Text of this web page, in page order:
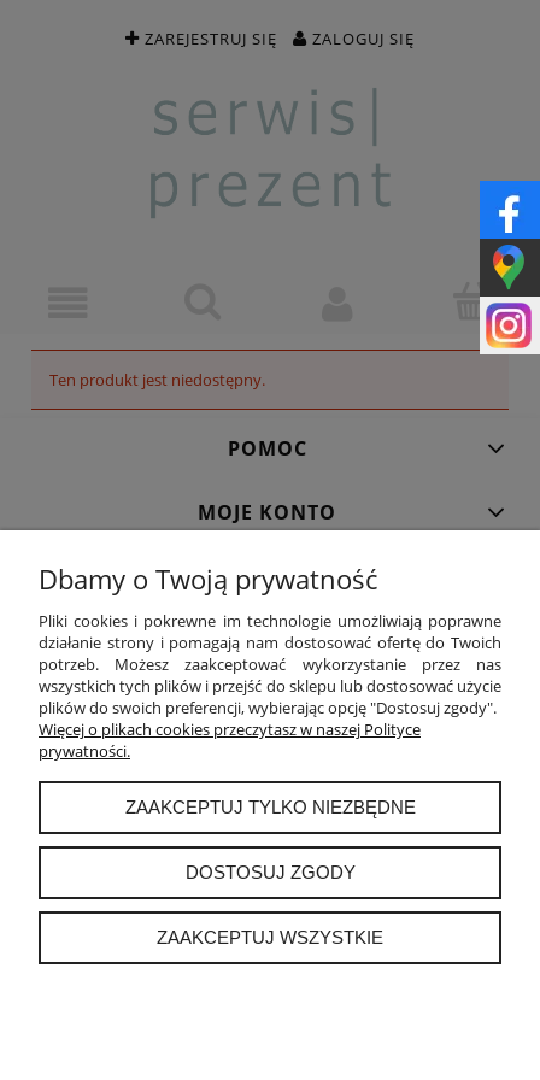
ZAREJESTRUJ SIĘ ZALOGUJ SIĘ
Ten produkt jest niedostępny.
POMOC
MOJE KONTO
PŁATNOŚCI I DOSTAWA
INFORMACJE
O NAS
POKAŻ PEŁNĄ WERSJĘ STRONY
Sklep internetowy Shoper.pl
Dbamy o Twoją prywatność
Pliki cookies i pokrewne im technologie umożliwiają poprawne
działanie strony i pomagają nam dostosować ofertę do Twoich
potrzeb. Możesz zaakceptować wykorzystanie przez nas
wszystkich tych plików i przejść do sklepu lub dostosować użycie
plików do swoich preferencji, wybierając opcję "Dostosuj zgody".
Więcej o plikach cookies przeczytasz w naszej Polityce
prywatności.
ZAAKCEPTUJ TYLKO NIEZBĘDNE
DOSTOSUJ ZGODY
ZAAKCEPTUJ WSZYSTKIE